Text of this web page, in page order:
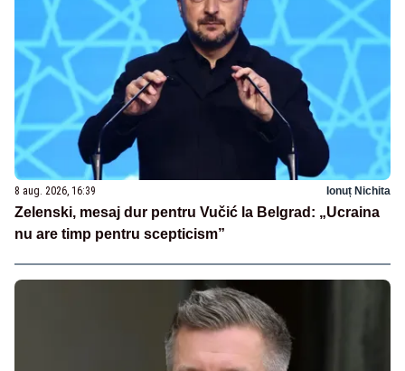
8 aug. 2026, 16:39 Ionuț Nichita
Zelenski, mesaj dur pentru Vučić la Belgrad: „Ucraina
nu are timp pentru scepticism”